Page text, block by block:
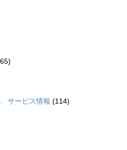
サービス情報 (114)